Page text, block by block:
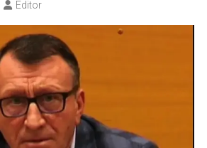
Editor